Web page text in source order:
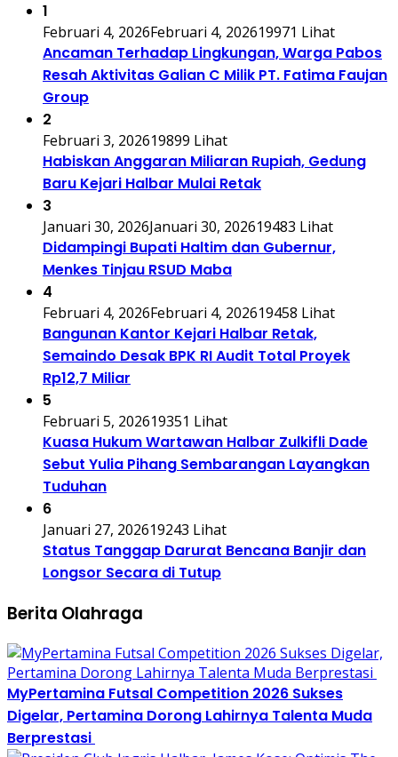
1
Februari 4, 2026Februari 4, 202619971 Lihat
Ancaman Terhadap Lingkungan, Warga Pabos
Resah Aktivitas Galian C Milik PT. Fatima Faujan
Group
2
Februari 3, 202619899 Lihat
Habiskan Anggaran Miliaran Rupiah, Gedung
Baru Kejari Halbar Mulai Retak
3
Januari 30, 2026Januari 30, 202619483 Lihat
Didampingi Bupati Haltim dan Gubernur,
Menkes Tinjau RSUD Maba
4
Februari 4, 2026Februari 4, 202619458 Lihat
Bangunan Kantor Kejari Halbar Retak,
Semaindo Desak BPK RI Audit Total Proyek
Rp12,7 Miliar
5
Februari 5, 202619351 Lihat
Kuasa Hukum Wartawan Halbar Zulkifli Dade
Sebut Yulia Pihang Sembarangan Layangkan
Tuduhan
6
Januari 27, 202619243 Lihat
Status Tanggap Darurat Bencana Banjir dan
Longsor Secara di Tutup
Berita Olahraga
MyPertamina Futsal Competition 2026 Sukses
Digelar, Pertamina Dorong Lahirnya Talenta Muda
Berprestasi